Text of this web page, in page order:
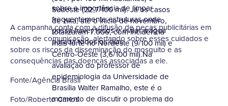
Sudeste (22,7/100 mil). Já os casos
de zika, até o início de novembro,
totalizaram 7.006, com incidência
mais forte no Nordeste (9/100 mil) e
Centro-Oeste (3,6/100 mil).Na
avaliação do professor de
epidemiologia da Universidade de
Brasília Walter Ramalho, este é o
momento de discutir o problema do
sobre a importância de limpar
frequentemente estruturas onde
possa haver focos e evitar a água
parada todos os dias.
A campanha conta com a difusão de peças publicitárias em
meios de comunicação, alertando sobre esses cuidados e
sobre os riscos da disseminação do mosquito e as
consequências das doenças associadas a ele.
Fonte/Agência Brasil
Foto/Roberto Carlos